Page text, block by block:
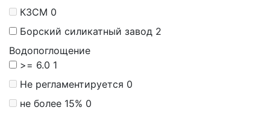
КЗСМ 0
Борский силикатный завод 2
Водопоглощение
>= 6.0 1
Не регламентируется 0
не более 15% 0